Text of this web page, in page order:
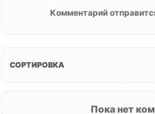
Комментарий
СОРТИРОВКА
Пока нет